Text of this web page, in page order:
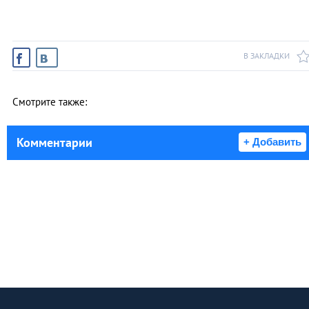
В ЗАКЛАДКИ
Смотрите также:
Комментарии + Добавить